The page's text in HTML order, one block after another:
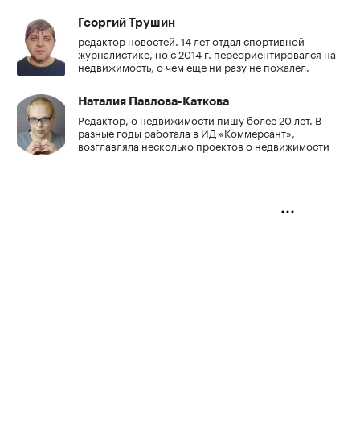
Георгий Трушин
редактор новостей. 14 лет отдал спортивной
журналистике, но с 2014 г. переориентировался на
недвижимость, о чем еще ни разу не пожалел.
Наталия Павлова-Каткова
Редактор, о недвижимости пишу более 20 лет. В
разные годы работала в ИД «Коммерсант»,
возглавляла несколько проектов о недвижимости